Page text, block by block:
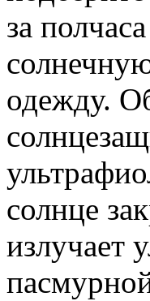
за
одежду.
солнце
излучает